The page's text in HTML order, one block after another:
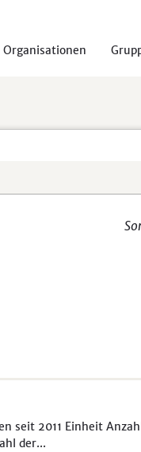
Organisationen
2011 Einheit
der...